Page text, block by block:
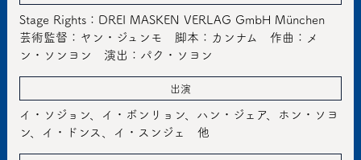
Stage Rights：DREI MASKEN VERLAG GmbH München
芸術監督：ヤン・ジュンモ 脚本：カンナム 作曲：メ
ン・ソンヨン 演出：パク・ソヨン
出演
イ・ソジョン、イ・ボンリョン、ハン・ジェア、ホン・ソヨ
ン、イ・ドンス、イ・スンジェ 他